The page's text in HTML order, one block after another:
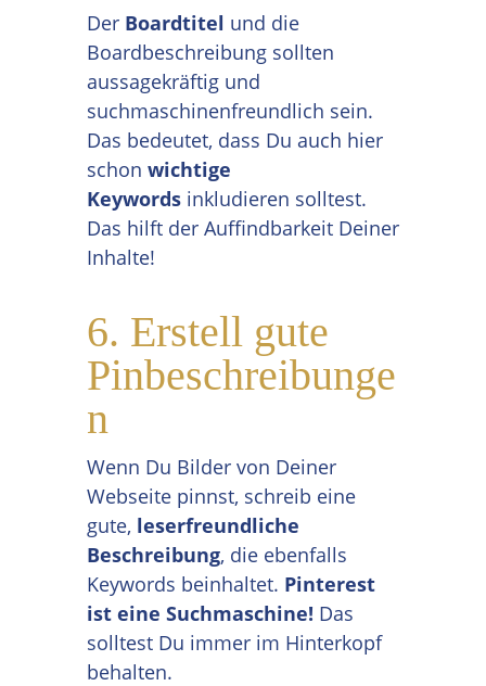
Der Boardtitel und die
Boardbeschreibung sollten
aussagekräftig und
suchmaschinenfreundlich sein.
Das bedeutet, dass Du auch hier
schon wichtige
Keywords inkludieren solltest.
Das hilft der Auffindbarkeit Deiner
Inhalte!
6. Erstell gute
Pinbeschreibunge
n
Wenn Du Bilder von Deiner
Webseite pinnst, schreib eine
gute, leserfreundliche
Beschreibung, die ebenfalls
Keywords beinhaltet. Pinterest
ist eine Suchmaschine! Das
solltest Du immer im Hinterkopf
behalten.